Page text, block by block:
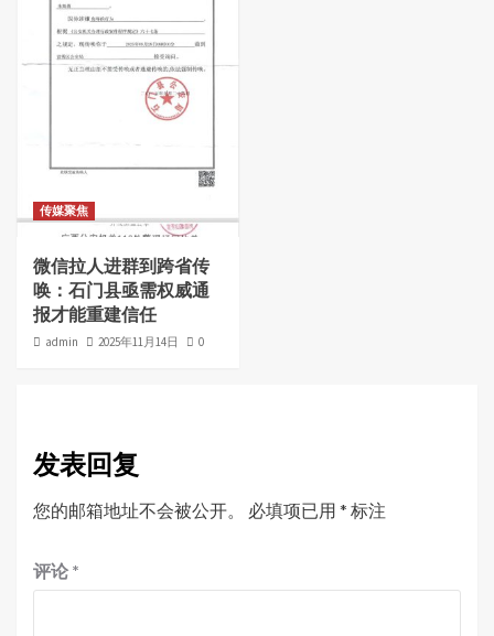
传媒聚焦
微信拉人进群到跨省传
唤：石门县亟需权威通
报才能重建信任
admin 2025年11月14日 0
发表回复
您的邮箱地址不会被公开。 必填项已用 * 标注
评论 *